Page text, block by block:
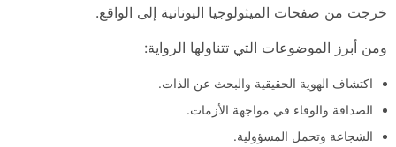
خرجت من صفحات الميثولوجيا اليونانية إلى الواقع.
ومن أبرز الموضوعات التي تتناولها الرواية:
اكتشاف الهوية الحقيقية والبحث عن الذات.
الصداقة والوفاء في مواجهة الأزمات.
الشجاعة وتحمل المسؤولية.